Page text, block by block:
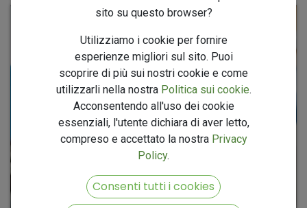
sito su questo browser?
Utilizziamo i cookie per fornire
esperienze migliori sul sito. Puoi
scoprire di più sui nostri cookie e come
utilizzarli nella nostra Politica sui cookie.
Acconsentendo all'uso dei cookie
essenziali, l'utente dichiara di aver letto,
compreso e accettato la nostra Privacy
Policy.
Consenti tutti i cookies